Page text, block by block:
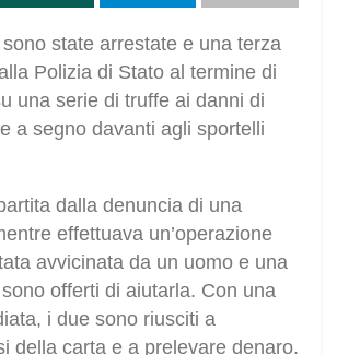
state arrestate e una terza
Polizia di Stato al termine di
una serie di truffe ai danni di
a segno davanti agli sportelli
dalla denuncia di una
effettuava un’operazione
avvicinata da un uomo e una
offerti di aiutarla. Con una
i due sono riusciti a
della carta e a prelevare denaro.